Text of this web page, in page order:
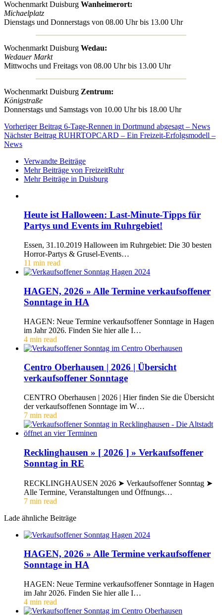
Wochenmarkt Duisburg Wanheimerort:
Michaelplatz
Dienstags und Donnerstags von 08.00 Uhr bis 13.00 Uhr
Wochenmarkt Duisburg Wedau:
Wedauer Markt
Mittwochs und Freitags von 08.00 Uhr bis 13.00 Uhr
Wochenmarkt Duisburg Zentrum:
Königstraße
Donnerstags und Samstags von 10.00 Uhr bis 18.00 Uhr
Vorheriger Beitrag 6-Tage-Rennen in Dortmund abgesagt – News
Nächster Beitrag RUHRTOPCARD – Ein Freizeit-Erfolgsmodell –
News
Verwandte Beiträge
Mehr Beiträge von FreizeitRuhr
Mehr Beiträge in Duisburg
Heute ist Halloween: Last-Minute-Tipps für
Partys und Events im Ruhrgebiet!
Essen, 31.10.2019 Halloween im Ruhrgebiet: Die 30 besten
Horror-Partys & Grusel-Events…
11 min read
HAGEN, 2026 » Alle Termine verkaufsoffener
Sonntage in HA
HAGEN: Neue Termine verkaufsoffener Sonntage in Hagen
im Jahr 2026. Finden Sie hier alle I…
4 min read
Centro Oberhausen | 2026 | Übersicht
verkaufsoffener Sonntage
CENTRO Oberhausen | 2026 | Hier finden Sie die Übersicht
der verkaufsoffenen Sonntage im W…
7 min read
Recklinghausen » [ 2026 ] » Verkaufsoffener
Sonntag in RE
RECKLINGHAUSEN 2026 ➤ Verkaufsoffener Sonntag ➤
Alle Termine, Veranstaltungen und Öffnungs…
7 min read
Lade ähnliche Beiträge
HAGEN, 2026 » Alle Termine verkaufsoffener
Sonntage in HA
HAGEN: Neue Termine verkaufsoffener Sonntage in Hagen
im Jahr 2026. Finden Sie hier alle I…
4 min read